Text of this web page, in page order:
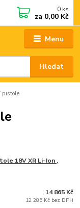
Menu
Hledat
0 ks
za 0,00 Kč
pistole
18V XR Li-Ion ,
14 865 Kč
12 285 Kč bez DPH